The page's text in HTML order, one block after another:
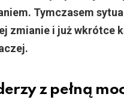
Tymczasem
zmianie i już wkrótce
z pełną